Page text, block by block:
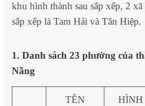
khu hình thành sau sắp xếp, 2
sắp xếp là Tam Hải và Tân Hiệp.
1. Danh sách 23 phường của
Nẵng
TÊN
HÌNH